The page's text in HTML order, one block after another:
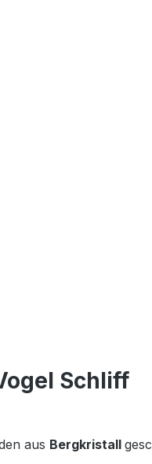
Schliff
aus Bergkristall